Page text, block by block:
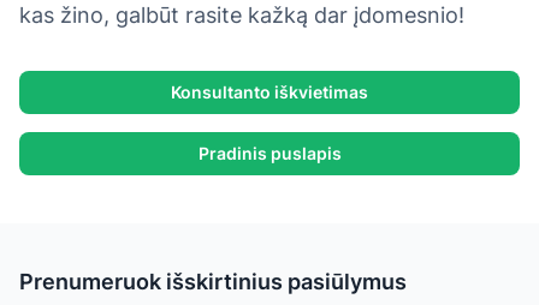
kas žino, galbūt rasite kažką dar įdomesnio!
Konsultanto iškvietimas
Pradinis puslapis
Prenumeruok išskirtinius pasiūlymus